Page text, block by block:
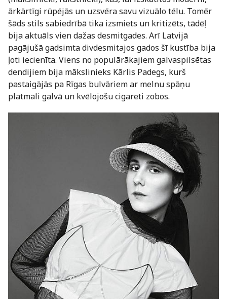
ārkārtīgi rūpējās un uzsvēra savu vizuālo tēlu. Tomēr
šāds stils sabiedrībā tika izsmiets un kritizēts, tādēļ
bija aktuāls vien dažas desmitgades. Arī Latvijā
pagājušā gadsimta divdesmitajos gados šī kustība bija
ļoti iecienīta. Viens no populārākajiem galvaspilsētas
dendijiem bija mākslinieks Kārlis Padegs, kurš
pastaigājās pa Rīgas bulvāriem ar melnu spāņu
platmali galvā un kvēlojošu cigareti zobos.